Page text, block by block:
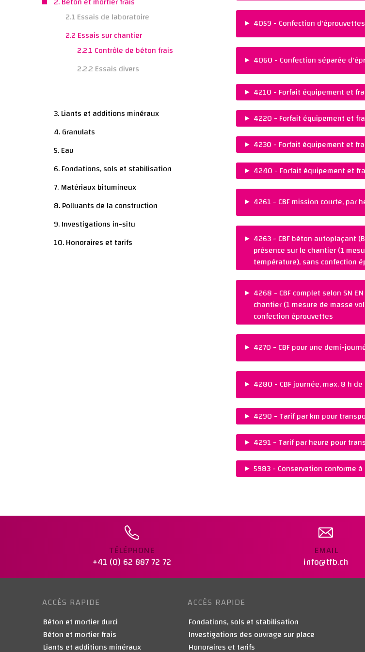
2.1 Essais de laboratoire
2.2 Essais sur chantier
2.2.1 Contrôle de béton frais
2.2.2 Essais divers
3. Liants et additions minéraux
4. Granulats
5. Eau
6. Fondations, sols et stabilisation
7. Matériaux bitumineux
8. Polluants de la construction
9. Investigations in-situ
10. Honoraires et tarifs
REMARQUES :
Ajouter au panier
PRIX :
REMARQUES :
Ajouter au panier
► 4059 - Confection
PRIX :
REMARQUES :
Ajouter au panier
► 4060 - Confection séparée
PRIX :
CHF 30.00
REMARQUES :
Ajouter au panier
► 4210 - Forfait équipement et
PRIX :
CHF 195.00
REMARQUES :
Ajouter au panier
► 4220 - Forfait équipement et
PRIX :
CHF 285.00
REMARQUES :
Ajouter au panier
► 4230 - Forfait équipement et
PRIX :
CHF 410.00
REMARQUES :
Ajouter au panier
► 4240 - Forfait équipement et
PRIX :
REMARQUES :
Ajouter au panier
► 4261 - CBF mission courte, par
PRIX :
REMARQUES :
Ajouter au panier
► 4263 - CBF béton autoplaçant
présence sur le chantier (1
température), sans confection
PRIX :
REMARQUES :
Ajouter au panier
► 4268 - CBF complet selon SN
chantier (1 mesure de masse
confection éprouvettes
PRIX :
REMARQUES :
Ajouter au panier
► 4270 - CBF pour une demi-
PRIX :
REMARQUES :
Ajouter au panier
► 4280 - CBF journée, max. 8 h
PRIX :
CHF 1 280.00
REMARQUES :
Ajouter au panier
► 4290 - Tarif par km pour
PRIX :
CHF 1.20
REMARQUES :
Ajouter au panier
► 4291 - Tarif par heure pour
PRIX :
CHF 120.00
REMARQUES :
► 5983 - Conservation conforme
Ajouter au panier
TÉLÉPHONE
+41 (0) 62 887 72 72
EMAIL
info@tfb.ch
ACCÈS RAPIDE
Béton et mortier durci
Béton et mortier frais
Liants et additions minéraux
ACCÈS RAPIDE
Fondations, sols et stabilisation
Investigations des ouvrage sur place
Honoraires et tarifs